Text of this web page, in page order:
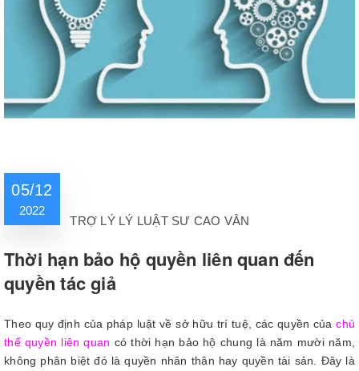
05/12
2022
TRỢ LÝ LÝ LUẬT SƯ CAO VÂN
Thời hạn bảo hộ quyền liên quan đến
quyền tác giả
Theo quy định của pháp luật về sở hữu trí tuệ, các quyền củachủ
thể quyền liên quan có thời hạn bảo hộ chung là năm mười năm,
không phân biệt đó là quyền nhân thân hay quyền tài sản. Đây là